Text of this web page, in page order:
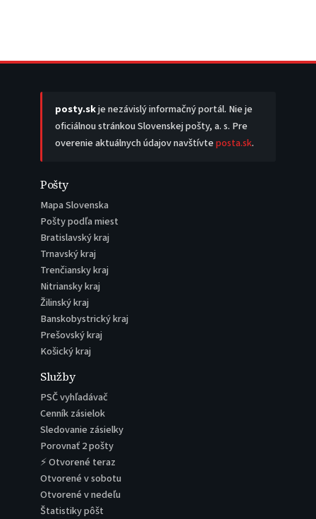
posty.skje nezávislý informačný portál. Nie je
oficiálnou stránkou Slovenskej pošty, a. s. Pre
overenie aktuálnych údajov navštívteposta.sk.
Pošty
Mapa Slovenska
Pošty podľa miest
Bratislavský kraj
Trnavský kraj
Trenčiansky kraj
Nitriansky kraj
Žilinský kraj
Banskobystrický kraj
Prešovský kraj
Košický kraj
Služby
PSČ vyhľadávač
Cenník zásielok
Sledovanie zásielky
Porovnať 2 pošty
⚡ Otvorené teraz
Otvorené v sobotu
Otvorené v nedeľu
Štatistiky pôšt